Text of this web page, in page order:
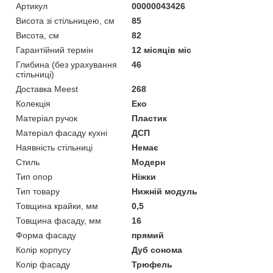
Артикул
00000043426
Висота зі стільницею, см
85
Висота, см
82
Гарантійний термін
12 місяців міс
Глибина (без урахування
стільниці)
46
Доставка Meest
268
Колекція
Еко
Матеріал ручок
Пластик
Матеріал фасаду кухні
ДСП
Наявність стільниці
Немає
Стиль
Модерн
Тип опор
Ніжки
Тип товару
Нижній модуль
Товщина крайки, мм
0,5
Товщина фасаду, мм
16
Форма фасаду
прямий
Колір корпусу
Дуб сонома
Колір фасаду
Трюфель